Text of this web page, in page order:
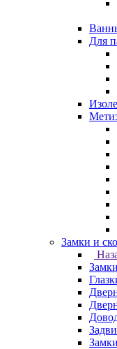
Для
Замки и
Замки